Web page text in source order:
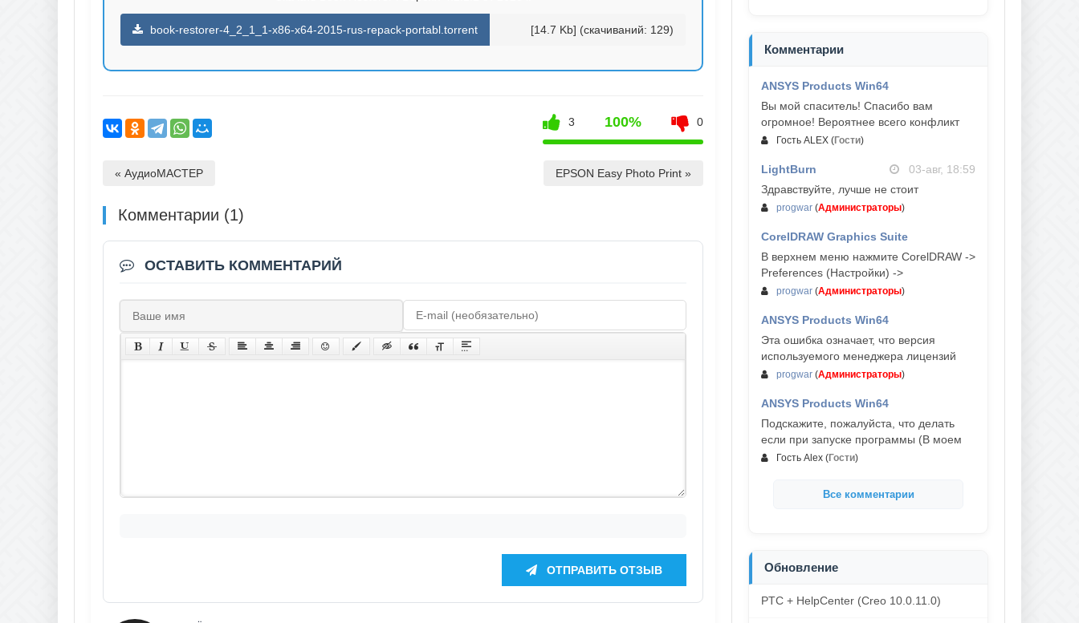
book-restorer-4_2_1_1-x86-x64-2015-rus-repack-portabl.torrent [14.7 Kb] (cкачиваний: 129)
3 100% 0
« АудиоМАСТЕР EPSON Easy Photo Print »
Комментарии (1)
ОСТАВИТЬ КОММЕНТАРИЙ
ОТПРАВИТЬ ОТЗЫВ
Комментарии
ANSYS Products Win64
Вы мой спаситель! Спасибо вам
огромное! Вероятнее всего конфликт
Гость ALEX (Гости)
LightBurn
03-авг, 18:59
Здравствуйте, лучше не стоит
progwar (Администраторы)
CorelDRAW Graphics Suite
03-авг, 18:58
В верхнем меню нажмите CorelDRAW ->
Preferences (Настройки) ->
progwar (Администраторы)
ANSYS Products Win64
Эта ошибка означает, что версия
используемого менеджера лицензий
progwar (Администраторы)
ANSYS Products Win64
Подскажите, пожалуйста, что делать
если при запуске программы (В моем
Гость Alex (Гости)
Все комментарии
Обновление
PTC + HelpCenter (Creo 10.0.11.0)